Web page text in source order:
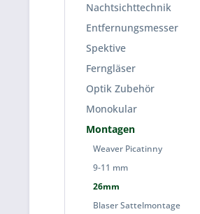
Nachtsichttechnik
Entfernungsmesser
Spektive
Ferngläser
Optik Zubehör
Monokular
Montagen
Weaver Picatinny
9-11 mm
26mm
Blaser Sattelmontage